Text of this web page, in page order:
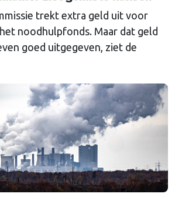
trekt extra geld uit voor
noodhulpfonds. Maar dat geld
goed uitgegeven, ziet de